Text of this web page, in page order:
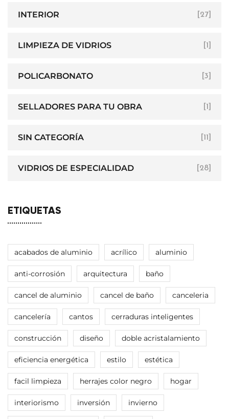
INTERIOR [27]
LIMPIEZA DE VIDRIOS [1]
POLICARBONATO [3]
SELLADORES PARA TU OBRA [1]
SIN CATEGORÍA [11]
VIDRIOS DE ESPECIALIDAD [28]
ETIQUETAS
acabados de aluminio acrílico aluminio
anti-corrosión arquitectura baño
cancel de aluminio cancel de baño canceleria
cancelería cantos cerraduras inteligentes
construcción diseño doble acristalamiento
eficiencia energética estilo estética
facil limpieza herrajes color negro hogar
interiorismo inversión invierno